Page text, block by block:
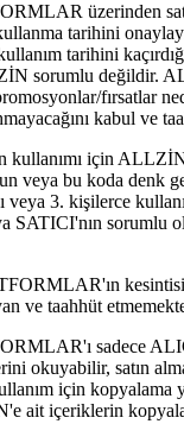
üzerinden
tarihini
tarihini
sorumlu değildir.
fırsatlar
kabul ve
için ALLZİN
veya bu koda denk
veya 3. kişilerce
SATICI'nın sorumlu
ve taahhüt
sadece
okuyabilir, satın
için kopyalama
ait içeriklerin